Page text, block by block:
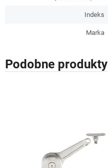
Indeks
Marka
Podobne produkty